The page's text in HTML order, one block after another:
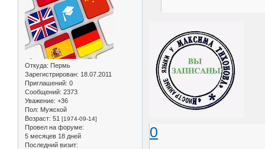
Откуда: Пермь
Зарегистрирован: 18.07.2011
Приглашений: 0
Сообщений: 2373
Уважение: +36
Пол: Мужской
Возраст: 51 [1974-09-14]
Провел на форуме:
5 месяцев 18 дней
Последний визит:
0